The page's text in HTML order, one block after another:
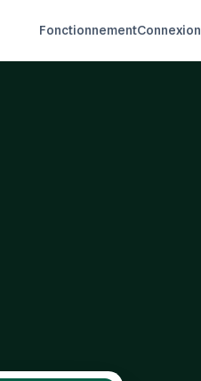
FonctionnementConnexion